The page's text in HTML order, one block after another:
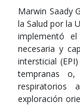
Marwin Saady
la Salud por la
implementó
necesaria y
intersticial
tempranas
respiratorios
exploración